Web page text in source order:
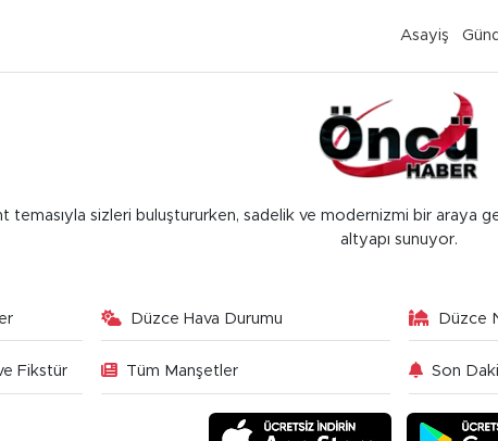
Asayiş
temasıyla sizleri buluştururken, sadelik ve modernizmi bir araya
altyapı sunuyor.
Düzce Hava Durumu Düzce
Fikstür Tüm Manşetler Son